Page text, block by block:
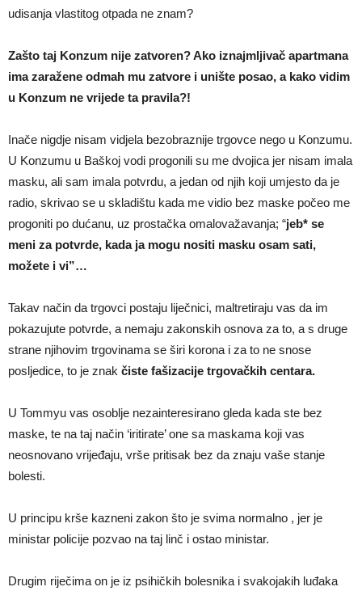
udisanja vlastitog otpada ne znam?
Zašto taj Konzum nije zatvoren? Ako iznajmljivač apartmana
ima zaražene odmah mu zatvore i unište posao, a kako vidim
u Konzum ne vrijede ta pravila?!
Inače nigdje nisam vidjela bezobraznije trgovce nego u Konzumu.
U Konzumu u Baškoj vodi progonili su me dvojica jer nisam imala
masku, ali sam imala potvrdu, a jedan od njih koji umjesto da je
radio, skrivao se u skladištu kada me vidio bez maske počeo me
progoniti po dućanu, uz prostačka omalovažavanja; “jeb* se
meni za potvrde, kada ja mogu nositi masku osam sati,
možete i vi”…
Takav način da trgovci postaju liječnici, maltretiraju vas da im
pokazujute potvrde, a nemaju zakonskih osnova za to, a s druge
strane njihovim trgovinama se širi korona i za to ne snose
posljedice, to je znak čiste fašizacije trgovačkih centara.
U Tommyu vas osoblje nezainteresirano gleda kada ste bez
maske, te na taj način ‘iritirate’ one sa maskama koji vas
neosnovano vrijeđaju, vrše pritisak bez da znaju vaše stanje
bolesti.
U principu krše kazneni zakon što je svima normalno , jer je
ministar policije pozvao na taj linč i ostao ministar.
Drugim riječima on je iz psihičkih bolesnika i svakojakih luđaka